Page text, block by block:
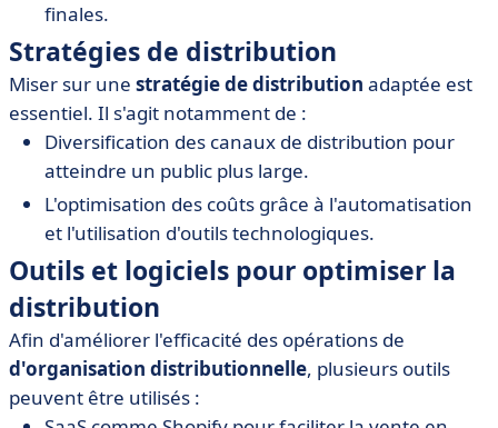
finales.
Stratégies de distribution
Miser sur une stratégie de distribution adaptée est
essentiel. Il s'agit notamment de :
Diversification des canaux de distribution pour
atteindre un public plus large.
L'optimisation des coûts grâce à l'automatisation
et l'utilisation d'outils technologiques.
Outils et logiciels pour optimiser la
distribution
Afin d'améliorer l'efficacité des opérations de
d'organisation distributionnelle, plusieurs outils
peuvent être utilisés :